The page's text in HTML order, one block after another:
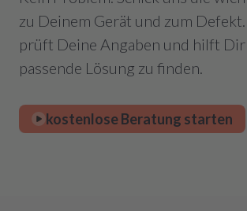
zu Deinem Gerät und zum
prüft Deine Angaben und hilft Dir
passende Lösung zu finden.
kostenlose Beratung starten